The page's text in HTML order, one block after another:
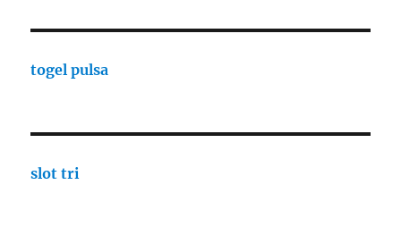
togel pulsa
slot tri